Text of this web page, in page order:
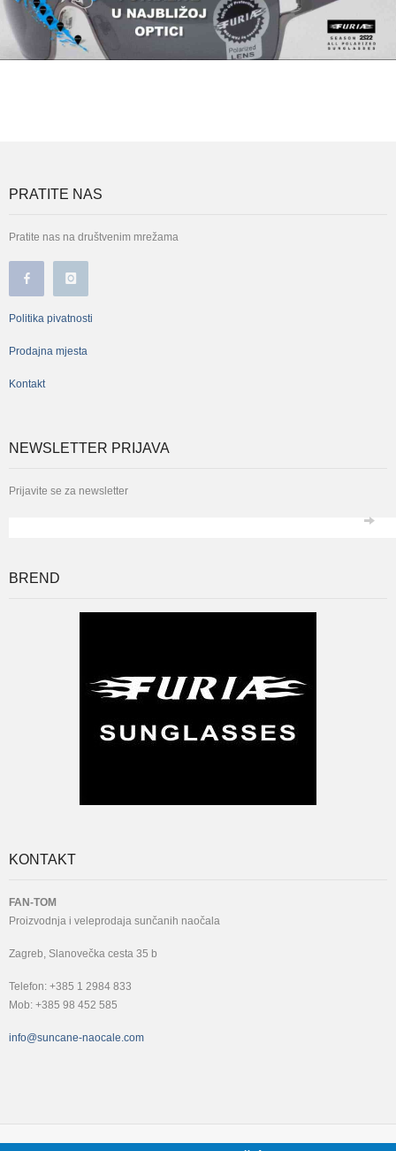
PRATITE NAS
Pratite nas na društvenim mrežama
Politika pivatnosti
Prodajna mjesta
Kontakt
NEWSLETTER PRIJAVA
Prijavite se za newsletter
BREND
KONTAKT
FAN-TOM
Proizvodnja i veleprodaja sunčanih naočala
Zagreb, Slanovečka cesta 35 b
Telefon: +385 1 2984 833
Mob: +385 98 452 585
info@suncane-naocale.com